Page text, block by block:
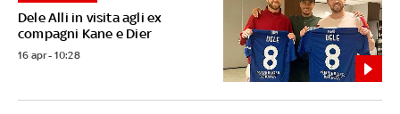
Dele Alli in visita agli ex
compagni Kane e Dier
16 apr - 10:28